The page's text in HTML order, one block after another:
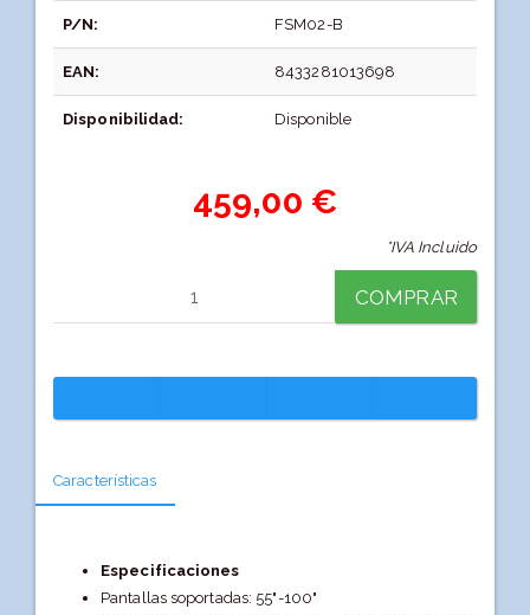
P/N: FSM02-B
EAN: 8433281013698
Disponibilidad: Disponible
459,00 €
*IVA Incluido
COMPRAR
Características
Especificaciones
Pantallas soportadas: 55"-100"